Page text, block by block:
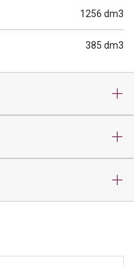
1256 dm3
385 dm3